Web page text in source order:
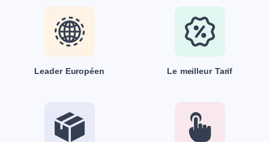
Leader Européen Le meilleur Tarif